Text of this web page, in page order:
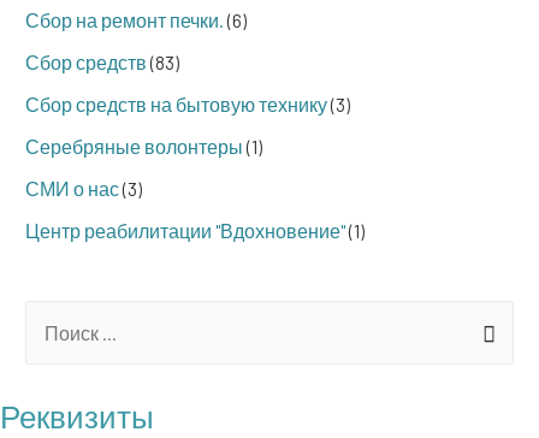
Сбор на ремонт печки.(6)
Сбор средств(83)
Сбор средств на бытовую технику(3)
Серебряные волонтеры(1)
СМИ о нас(3)
Центр реабилитации "Вдохновение"(1)
r
Реквизиты